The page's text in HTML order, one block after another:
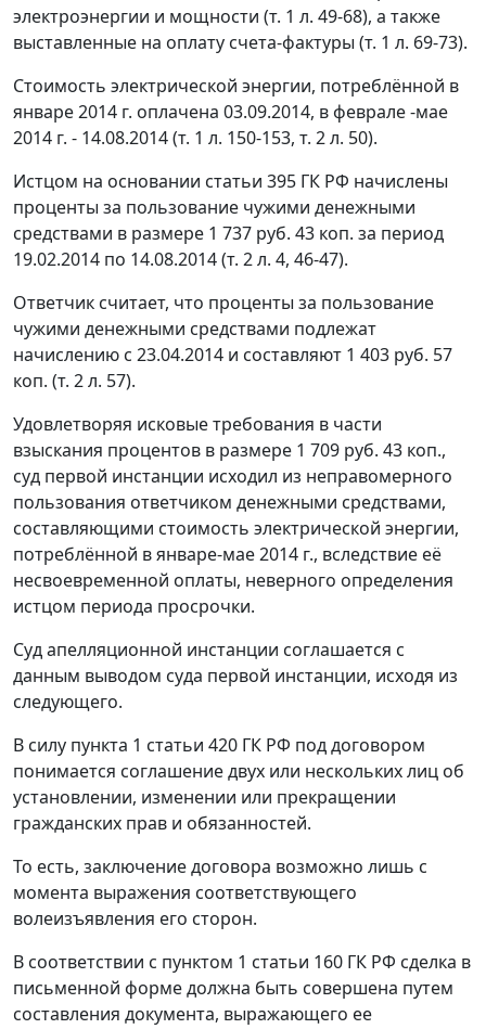
электроэнергии и мощности (т. 1 л. 49-68), а также
выставленные на оплату счета-фактуры (т. 1 л. 69-73).
Стоимость электрической энергии, потреблённой в
январе 2014 г. оплачена 03.09.2014, в феврале -мае
2014 г. - 14.08.2014 (т. 1 л. 150-153, т. 2 л. 50).
Истцом на основании статьи 395 ГК РФ начислены
проценты за пользование чужими денежными
средствами в размере 1 737 руб. 43 коп. за период
19.02.2014 по 14.08.2014 (т. 2 л. 4, 46-47).
Ответчик считает, что проценты за пользование
чужими денежными средствами подлежат
начислению с 23.04.2014 и составляют 1 403 руб. 57
коп. (т. 2 л. 57).
Удовлетворяя исковые требования в части
взыскания процентов в размере 1 709 руб. 43 коп.,
суд первой инстанции исходил из неправомерного
пользования ответчиком денежными средствами,
составляющими стоимость электрической энергии,
потреблённой в январе-мае 2014 г., вследствие её
несвоевременной оплаты, неверного определения
истцом периода просрочки.
Суд апелляционной инстанции соглашается с
данным выводом суда первой инстанции, исходя из
следующего.
В силу пункта 1 статьи 420 ГК РФ под договором
понимается соглашение двух или нескольких лиц об
установлении, изменении или прекращении
гражданских прав и обязанностей.
То есть, заключение договора возможно лишь с
момента выражения соответствующего
волеизъявления его сторон.
В соответствии с пунктом 1 статьи 160 ГК РФ сделка в
письменной форме должна быть совершена путем
составления документа, выражающего ее